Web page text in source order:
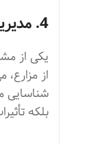
4. مدیریت آفات و بیماری‌ها
یکی از
از
شناسایی
بلکه